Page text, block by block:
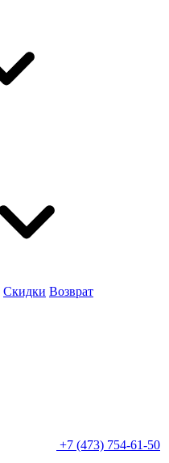
Скидки Возврат
+7 (473) 754-61-50